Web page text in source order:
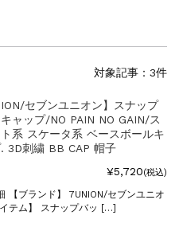
対象記事：3件
セブンユニオン】スナップ
ャップ/NO PAIN NO GAIN/ス
ト系 スケータ系 ベースボールキ
. 3D刺繍 BB CAP 帽子
¥5,720(税込)
【ブランド】 7UNION/セブンユニオ
テム】 スナップバッ […]